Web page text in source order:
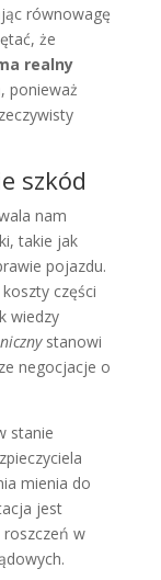
równowagę
że
realny
, ponieważ
szkód
nam
takie jak
pojazdu.
części
wiedzy
stanowi
negocjacje o
stanie
mienia do
jest
roszczeń w